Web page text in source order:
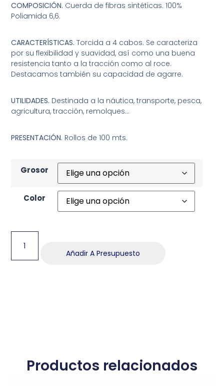
COMPOSICIÓN. Cuerda de fibras sintéticas. 100%
Poliamida 6,6.
CARACTERÍSTICAS.Torcida a 4 cabos. Se caracteriza
por su flexibilidad y suavidad, así como una buena
resistencia tanto a la tracción como al roce.
Destacamos también su capacidad de agarre.
UTILIDADES. Destinada a la náutica, transporte, pesca,
agricultura, tracción, remolques…
PRESENTACIÓN. Rollos de 100 mts.
Grosor
Color
Añadir A Presupuesto
Productos relacionados